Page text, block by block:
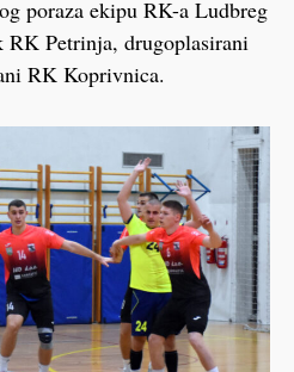
poraza ekipu RK-a Ludbreg
RK Petrinja, drugoplasirani
RK Koprivnica.